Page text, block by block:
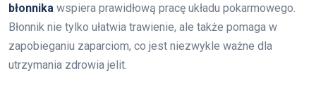
błonnika wspiera prawidłową pracę układu pokarmowego.
Błonnik nie tylko ułatwia trawienie, ale także pomaga w
zapobieganiu zaparciom, co jest niezwykle ważne dla
utrzymania zdrowia jelit.